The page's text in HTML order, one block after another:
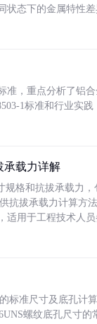
态下的金属特性差
准，重点分析了铝
1标准和行业实
承载力详解
规格和抗拔承载力
抗拔承载力计算方
用于工程技术人员
标准尺寸及底孔计
螺纹底孔尺寸